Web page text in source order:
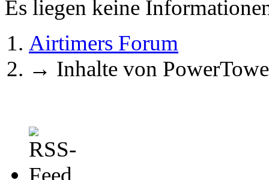
Es liegen keine
Airtimers Forum
→ Inhalte von